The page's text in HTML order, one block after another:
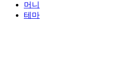
머니
테마